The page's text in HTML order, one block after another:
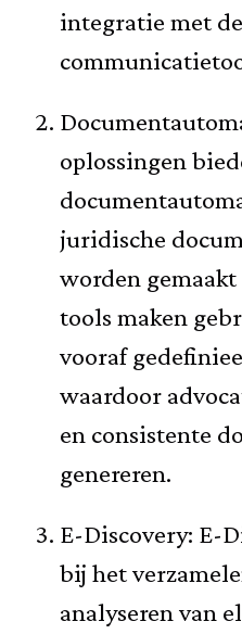
integratie met
oplossingen
juridische
worden gemaakt
tools maken
vooraf
waardoor
en consistente
genereren.
E-Discovery: E-
bij het
analyseren van